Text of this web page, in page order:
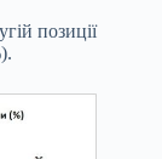
позиції